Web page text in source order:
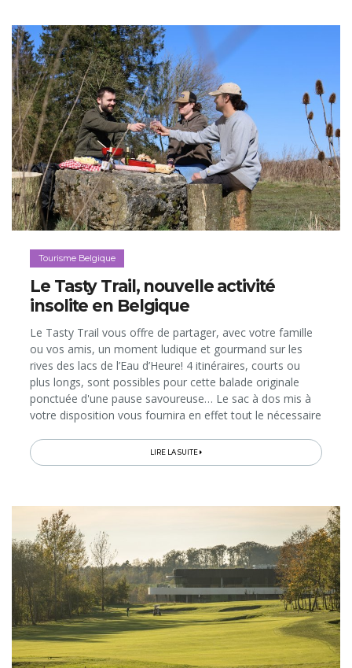
Tourisme Belgique
Le Tasty Trail, nouvelle activité
insolite en Belgique
Le Tasty Trail vous offre de partager, avec votre famille
ou vos amis, un moment ludique et gourmand sur les
rives des lacs de l’Eau d’Heure! 4 itinéraires, courts ou
plus longs, sont possibles pour cette balade originale
ponctuée d'une pause savoureuse… Le sac à dos mis à
votre disposition vous fournira en effet tout le nécessaire
bord...
LIRE LA SUITE